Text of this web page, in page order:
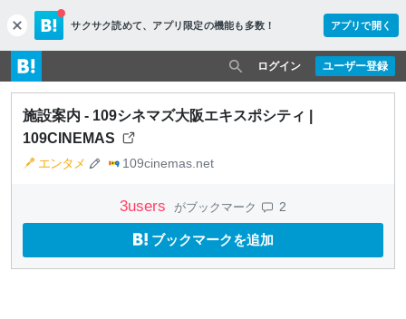
c
l
o
s
e
サクサク読めて、 アプリ限定の機能も多数！ アプリで開く
ユーザー登録
ログイン
施設案内 - 109シネマズ大阪エキスポシティ |
109CINEMAS
エンタメ 109cinemas.net
3users がブックマーク 2
ブックマークを追加